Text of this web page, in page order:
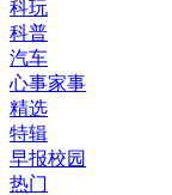
科玩
科普
汽车
心事家事
精选
特辑
早报校园
热门